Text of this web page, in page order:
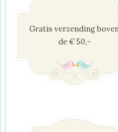
Gratis verzending
de € 50,-